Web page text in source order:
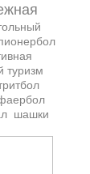
туризм
шашки